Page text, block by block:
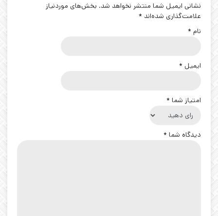
نشانی ایمیل شما منتشر نخواهد شد. بخش‌های موردنیاز
علامت‌گذاری شده‌اند *
نام *
ایمیل *
امتیاز شما *
دیدگاه شما *